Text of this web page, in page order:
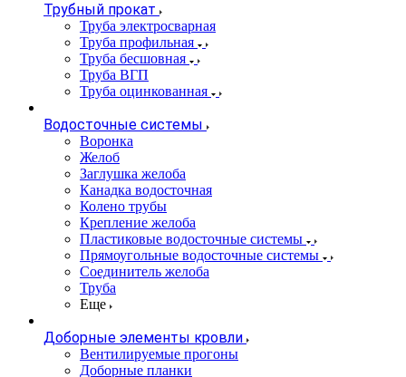
Трубный прокат
Труба электросварная
Труба профильная
Труба бесшовная
Труба ВГП
Труба оцинкованная
Водосточные системы
Воронка
Желоб
Заглушка желоба
Канадка водосточная
Колено трубы
Крепление желоба
Пластиковые водосточные системы
Прямоугольные водосточные системы
Соединитель желоба
Труба
Еще
Доборные элементы кровли
Вентилируемые прогоны
Доборные планки